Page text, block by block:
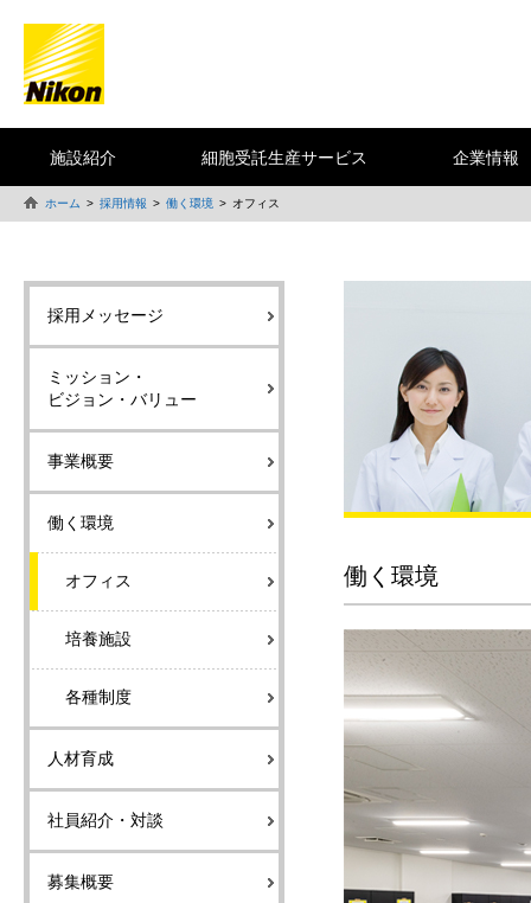
施設紹介 細胞受託生産サービス 企業情報
ホーム 採用情報 働く環境 オフィス
採用メッセージ
ミッション・
ビジョン・バリュー
事業概要
働く環境
オフィス
培養施設
各種制度
人材育成
社員紹介・対談
募集概要
働く環境